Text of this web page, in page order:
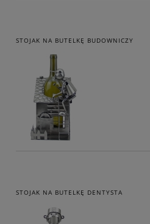
STOJAK NA BUTELKĘ BUDOWNICZY
STOJAK NA BUTELKĘ DENTYSTA